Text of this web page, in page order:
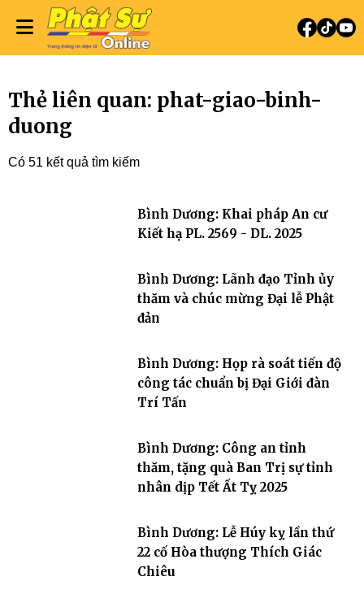
Thẻ liên quan: phat-giao-binh-
duong
Có 51 kết quả tìm kiếm
Bình Dương: Khai pháp An cư
Kiết hạ PL. 2569 - DL. 2025
Bình Dương: Lãnh đạo Tỉnh ủy
thăm và chúc mừng Đại lễ Phật
đản
Bình Dương: Họp rà soát tiến độ
công tác chuẩn bị Đại Giới đàn
Trí Tấn
Bình Dương: Công an tỉnh
thăm, tặng quà Ban Trị sự tỉnh
nhân dịp Tết Ất Tỵ 2025
Bình Dương: Lễ Húy kỵ lần thứ
22 cố Hòa thượng Thích Giác
Chiêu